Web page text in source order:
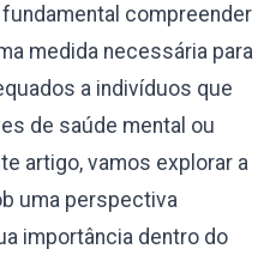
compreender
medida necessária para
a indivíduos que
de saúde mental ou
artigo, vamos explorar a
uma perspectiva
importância dentro do